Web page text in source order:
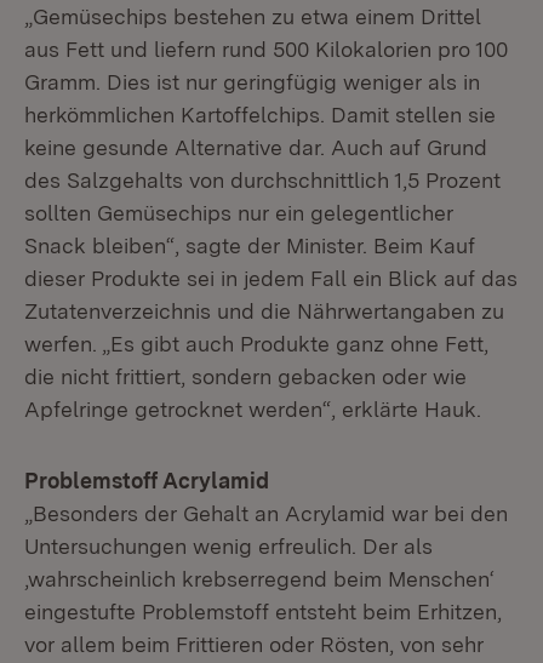
„Gemüsechips bestehen zu etwa einem Drittel
aus Fett und liefern rund 500 Kilokalorien pro 100
Gramm. Dies ist nur geringfügig weniger als in
herkömmlichen Kartoffelchips. Damit stellen sie
keine gesunde Alternative dar. Auch auf Grund
des Salzgehalts von durchschnittlich 1,5 Prozent
sollten Gemüsechips nur ein gelegentlicher
Snack bleiben“, sagte der Minister. Beim Kauf
dieser Produkte sei in jedem Fall ein Blick auf das
Zutatenverzeichnis und die Nährwertangaben zu
werfen. „Es gibt auch Produkte ganz ohne Fett,
die nicht frittiert, sondern gebacken oder wie
Apfelringe getrocknet werden“, erklärte Hauk.
Problemstoff Acrylamid
„Besonders der Gehalt an Acrylamid war bei den
Untersuchungen wenig erfreulich. Der als
‚wahrscheinlich krebserregend beim Menschen‘
eingestufte Problemstoff entsteht beim Erhitzen,
vor allem beim Frittieren oder Rösten, von sehr